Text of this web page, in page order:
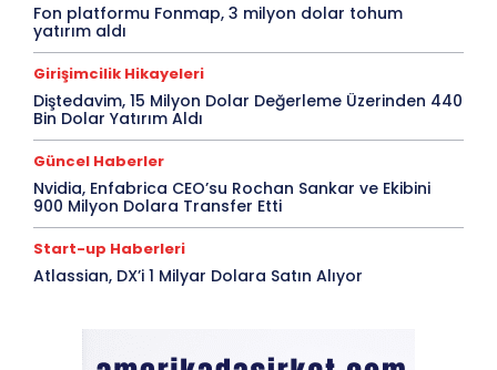
Fon platformu Fonmap, 3 milyon dolar tohum
yatırım aldı
Girişimcilik Hikayeleri
Diştedavim, 15 Milyon Dolar Değerleme Üzerinden 440
Bin Dolar Yatırım Aldı
Güncel Haberler
Nvidia, Enfabrica CEO’su Rochan Sankar ve Ekibini
900 Milyon Dolara Transfer Etti
Start-up Haberleri
Atlassian, DX’i 1 Milyar Dolara Satın Alıyor